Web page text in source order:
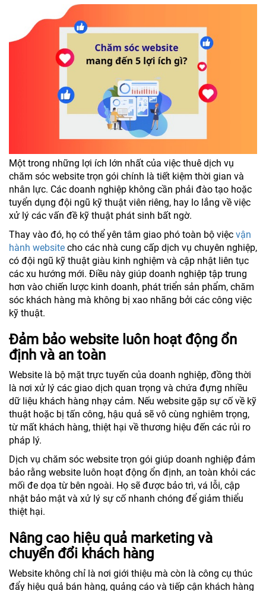
Một trong những lợi ích lớn nhất của việc thuê dịch vụ
chăm sóc website trọn gói chính là tiết kiệm thời gian và
nhân lực. Các doanh nghiệp không cần phải đào tạo hoặc
tuyển dụng đội ngũ kỹ thuật viên riêng, hay lo lắng về việc
xử lý các vấn đề kỹ thuật phát sinh bất ngờ.
Thay vào đó, họ có thể yên tâm giao phó toàn bộ việc vận
hành website cho các nhà cung cấp dịch vụ chuyên nghiệp,
có đội ngũ kỹ thuật giàu kinh nghiệm và cập nhật liên tục
các xu hướng mới. Điều này giúp doanh nghiệp tập trung
hơn vào chiến lược kinh doanh, phát triển sản phẩm, chăm
sóc khách hàng mà không bị xao nhãng bởi các công việc
kỹ thuật.
Đảm bảo website luôn hoạt động ổn
định và an toàn
Website là bộ mặt trực tuyến của doanh nghiệp, đồng thời
là nơi xử lý các giao dịch quan trọng và chứa đựng nhiều
dữ liệu khách hàng nhạy cảm. Nếu website gặp sự cố về kỹ
thuật hoặc bị tấn công, hậu quả sẽ vô cùng nghiêm trọng,
từ mất khách hàng, thiệt hại về thương hiệu đến các rủi ro
pháp lý.
Dịch vụ chăm sóc website trọn gói giúp doanh nghiệp đảm
bảo rằng website luôn hoạt động ổn định, an toàn khỏi các
mối đe dọa từ bên ngoài. Họ sẽ được bảo trì, vá lỗi, cập
nhật bảo mật và xử lý sự cố nhanh chóng để giảm thiểu
thiệt hại.
Nâng cao hiệu quả marketing và
chuyển đổi khách hàng
Website không chỉ là nơi giới thiệu mà còn là công cụ thúc
đẩy hiệu quả bán hàng, quảng cáo và tiếp cận khách hàng